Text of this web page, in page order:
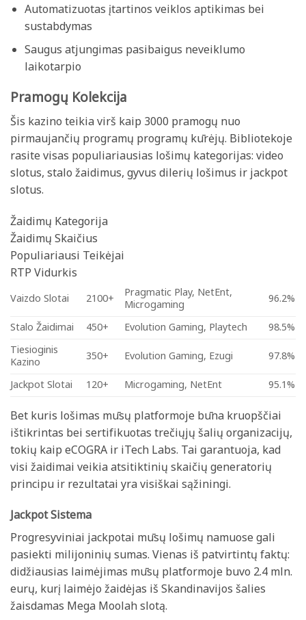
Automatizuotas įtartinos veiklos aptikimas bei
sustabdymas
Saugus atjungimas pasibaigus neveiklumo
laikotarpio
Pramogų Kolekcija
Šis kazino teikia virš kaip 3000 pramogų nuo
pirmaujančių programų programų kūrėjų. Bibliotekoje
rasite visas populiariausias lošimų kategorijas: video
slotus, stalo žaidimus, gyvus dilerių lošimus ir jackpot
slotus.
Žaidimų Kategorija
Žaidimų Skaičius
Populiariausi Teikėjai
RTP Vidurkis
Vaizdo Slotai 2100+
Pragmatic Play, NetEnt,
Microgaming
96.2%
Stalo Žaidimai
450+ Evolution Gaming, Playtech
98.5%
Tiesioginis
Kazino
350+ Evolution Gaming, Ezugi
97.8%
Jackpot Slotai
120+ Microgaming, NetEnt 95.1%
Bet kuris lošimas mūsų platformoje būna kruopščiai
ištikrintas bei sertifikuotas trečiųjų šalių organizacijų,
tokių kaip eCOGRA ir iTech Labs. Tai garantuoja, kad
visi žaidimai veikia atsitiktinių skaičių generatorių
principu ir rezultatai yra visiškai sąžiningi.
Jackpot Sistema
Progresyviniai jackpotai mūsų lošimų namuose gali
pasiekti milijoninių sumas. Vienas iš patvirtintų faktų:
didžiausias laimėjimas mūsų platformoje buvo 2.4 mln.
eurų, kurį laimėjo žaidėjas iš Skandinavijos šalies
žaisdamas Mega Moolah slotą.